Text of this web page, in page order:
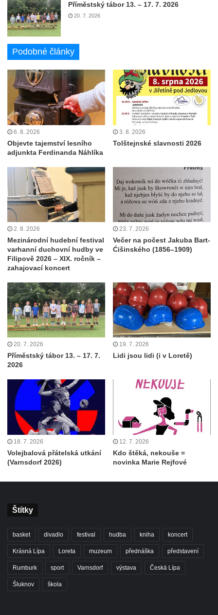
Příměstský tábor 13. – 17. 7. 2026
20. 7. 2026
Podobné články
6. 8. 2026
Objevte tajemství lesního
adjunkta Ferdinanda Náhlíka
3. 8. 2026
Tolštejnské slavnosti 2026
2. 8. 2026
Mezinárodní hudební festival
varhanní duchovní hudby ve
Filipově 2026 – XIX. ročník –
zahajovací koncert
23. 7. 2026
Večer na počest Jakuba Bart-
Ćišinského (1856–1909)
20. 7. 2026
Příměstský tábor 13. – 17. 7.
2026
19. 7. 2026
Lidi jsou lidi (i v Loretě)
18. 7. 2026
Volejbalová přátelská utkání
(Varnsdorf 2026)
12. 7. 2026
Kdo štěká, nekouše =
novinka Marie Rejfové
Štítky
basket divadlo festival hudba kniha koncert
Krásná Lípa Loreta muzeum přednáška představení
Rumburk sport Varnsdorf výstava Česká Lípa
Šluknov škola